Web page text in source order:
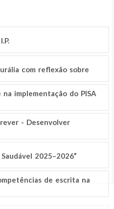
com reflexão sobre
implementação do PISA
- Desenvolver
2025–2026”
de escrita na